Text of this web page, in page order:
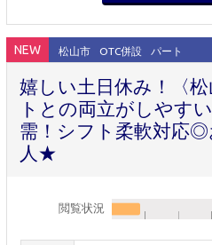
NEW 松山市 OTC併設 パート
嬉しい土日休み！〈
トとの両立がしやす
需！シフト柔軟対応
人★
閲覧状況